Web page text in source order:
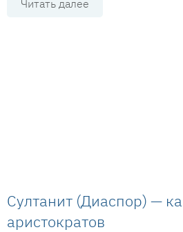
Читать далее
Султанит (Диаспор) —
аристократов